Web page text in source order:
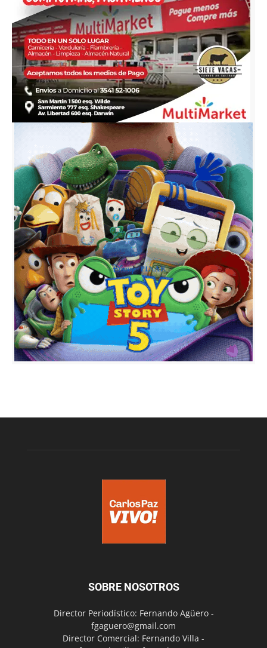
SOBRE NOSOTROS
Director Periodístico: Fernando Agüero -
fgaguero@gmail.com
Director Comercial: Fernando Villa -